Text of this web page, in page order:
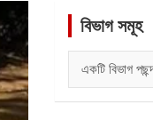
বিভাগ সমূহ
সমূহ